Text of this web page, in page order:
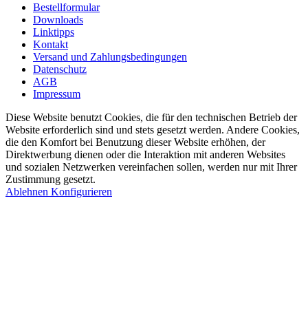
Bestellformular
Downloads
Linktipps
Kontakt
Versand und Zahlungsbedingungen
Datenschutz
AGB
Impressum
Diese Website benutzt Cookies, die für den technischen Betrieb der
Website erforderlich sind und stets gesetzt werden. Andere Cookies,
die den Komfort bei Benutzung dieser Website erhöhen, der
Direktwerbung dienen oder die Interaktion mit anderen Websites
und sozialen Netzwerken vereinfachen sollen, werden nur mit Ihrer
Zustimmung gesetzt.
Ablehnen Konfigurieren